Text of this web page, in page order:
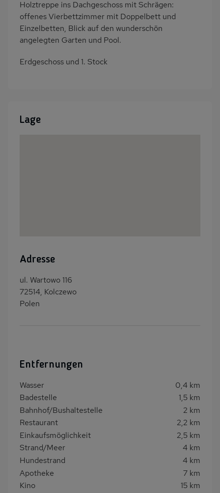
Holztreppe ins Dachgeschoss mit Schrägen:
offenes Vierbettzimmer mit Doppelbett und
Einzelbetten, Blick auf den wunderschön
angelegten Garten und Pool.
Erdgeschoss und 1. Stock
Lage
Adresse
ul. Wartowo 116
72514, Kolczewo
Polen
Entfernungen
Wasser
0,4 km
Badestelle
1,5 km
Bahnhof/Bushaltestelle
2 km
Restaurant
2,2 km
Einkaufsmöglichkeit
2,5 km
Strand/Meer
4 km
Hundestrand
4 km
Apotheke
7 km
Kino
15 km